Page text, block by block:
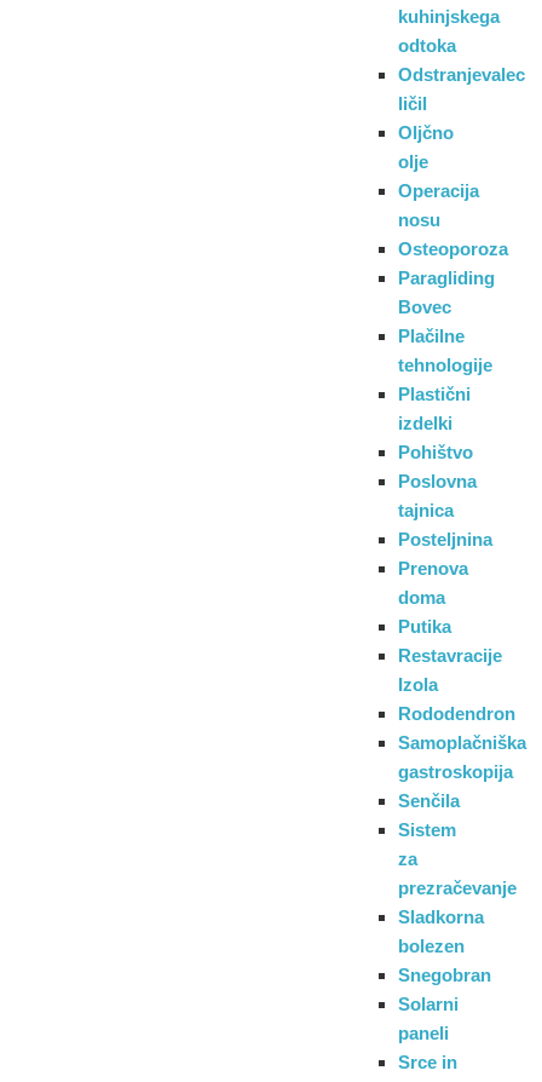
kuhinjskega
odtoka
Odstranjevalec
ličil
Oljčno
olje
Operacija
nosu
Osteoporoza
Paragliding
Bovec
Plačilne
tehnologije
Plastični
izdelki
Pohištvo
Poslovna
tajnica
Posteljnina
Prenova
doma
Putika
Restavracije
Izola
Rododendron
Samoplačniška
gastroskopija
Senčila
Sistem
za
prezračevanje
Sladkorna
bolezen
Snegobran
Solarni
paneli
Srce in